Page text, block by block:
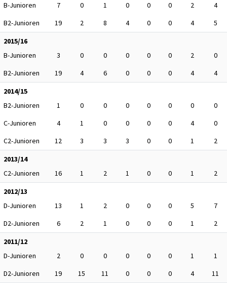
B-Junioren
7 0 1 0 0 0 2
4
B2-Junioren
19 2 8 4 0 0 4
5
2015/16
B-Junioren
3 0 0 0 0 0 2
0
B2-Junioren
19 4 6 0 0 0 4
4
2014/15
B2-Junioren
1 0 0 0 0 0 0
0
C-Junioren
4 1 0 0 0 0 4
0
C2-Junioren
12 3 3 3 0 0 1
2
2013/14
C2-Junioren
16 1 2 1 0 0 1
2
2012/13
D-Junioren
13 1 2 0 0 0 5
7
D2-Junioren
6 2 1 0 0 0 1
2
2011/12
D-Junioren
2 0 0 0 0 0 1
1
D2-Junioren
19 15 11 0 0 0 4
11